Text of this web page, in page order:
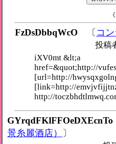
FzDsDbbqWcO 〔 コ
投稿
iXV0mt &lt;a
href=&quot;http://
[url=http://
[link=http://
http://
GYrqdFKlFFOeDXEcnTo
景糸麗酒店） 〕